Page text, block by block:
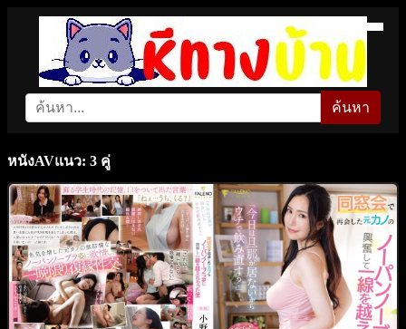
ค้นหา
หนังAVแนว: 3 คู่